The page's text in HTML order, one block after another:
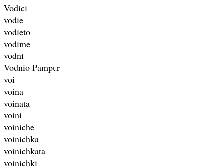
Vodici
vodie
vodieto
vodime
vodni
Vodnio Pampur
voi
voina
voinata
voini
voiniche
voinichka
voinichkata
voinichki